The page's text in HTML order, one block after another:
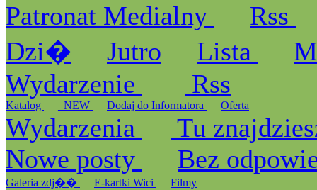
Patronat Medialny
Rss
Dzi�
Jutro Lista
Wydarzenie
Rss
Katalog _NEW Dodaj do Informatora Oferta
Wydarzenia
Tu
Nowe posty
Bez
Galeria zdj�� E-kartki Wici Filmy